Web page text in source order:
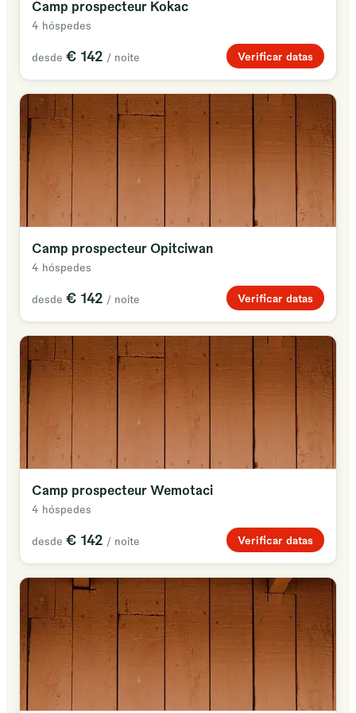
Camp prospecteur Kokac
4 hóspedes
desde € 142 / noite Verificar datas
Camp prospecteur Opitciwan
4 hóspedes
desde € 142 / noite Verificar datas
Camp prospecteur Wemotaci
4 hóspedes
desde € 142 / noite Verificar datas